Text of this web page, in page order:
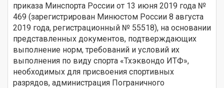
приказа Минспорта России от 13 июня 2019 года №
469 (зарегистрирован Минюстом России 8 августа
2019 года, регистрационный № 55518), на основании
представленных документов, подтверждающих
выполнение норм, требований и условий их
выполнения по виду спорта «Тхэквондо ИТФ»,
необходимых для присвоения спортивных
разрядов, администрация Пограничного